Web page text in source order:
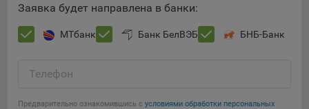
Заявка будет направлена в банки:
МТбанк Банк БелВЭБ БНБ-Банк
Телефон
Предварительно ознакомившись с условиями обработки персональных